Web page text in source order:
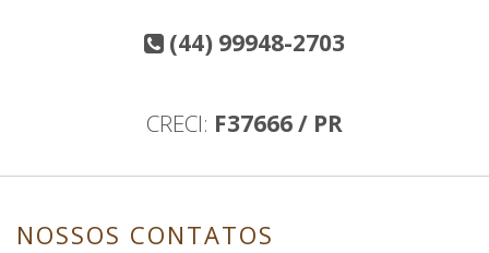
(44) 99948-2703
CRECI: F37666 / PR
NOSSOS CONTATOS